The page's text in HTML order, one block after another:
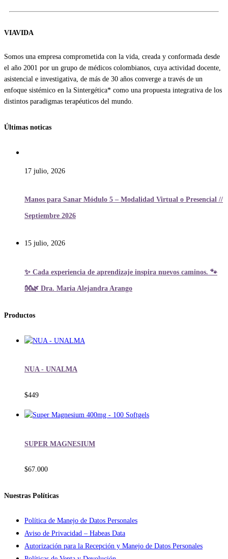
VIAVIDA
Somos una empresa comprometida con la vida, creada y conformada desde
el año 2001 por un grupo de médicos colombianos, cuya actividad docente,
asistencial e investigativa, de más de 30 años converge a través de un
enfoque sistémico en la Sintergética* como una propuesta integrativa de los
distintos paradigmas terapéuticos del mundo.
Últimas noticas
17 julio, 2026
Manos para Sanar Módulo 5 – Modalidad Virtual o Presencial //
Septiembre 2026
15 julio, 2026
✨ Cada experiencia de aprendizaje inspira nuevos caminos. 🐾
👐🌿 Dra. Maria Alejandra Arango
Productos
NUA - UNALMA
$449
SUPER MAGNESIUM
$67.000
Nuestras Políticas
Política de Manejo de Datos Personales
Aviso de Privacidad – Habeas Data
Autorización para la Recepción y Manejo de Datos Personales